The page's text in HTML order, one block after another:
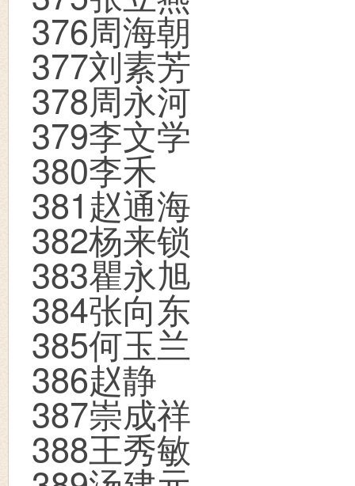
376周海朝
377刘素芳
378周永河
379李文学
380李禾
381赵通海
382杨来锁
383瞿永旭
384张向东
385何玉兰
386赵静
387崇成祥
388王秀敏